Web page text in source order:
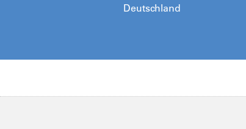
Deutschland